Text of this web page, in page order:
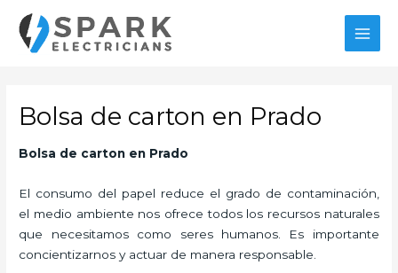
contenido
Bolsa de carton en Prado
Bolsa de carton en Prado
El consumo del papel reduce el grado de contaminación,
el medio ambiente nos ofrece todos los recursos naturales
que necesitamos como seres humanos. Es importante
concientizarnos y actuar de manera responsable.